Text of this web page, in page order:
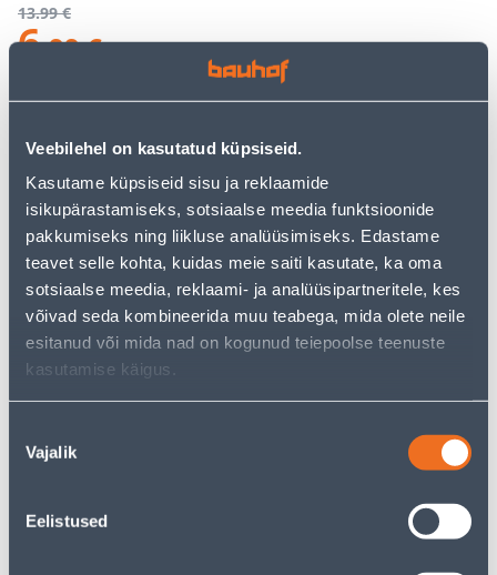
Veebilehel on kasutatud küpsiseid.
Kasutame küpsiseid sisu ja reklaamide
isikupärastamiseks, sotsiaalse meedia funktsioonide
pakkumiseks ning liikluse analüüsimiseks. Edastame
teavet selle kohta, kuidas meie saiti kasutate, ka oma
sotsiaalse meedia, reklaami- ja analüüsipartneritele, kes
võivad seda kombineerida muu teabega, mida olete neile
esitanud või mida nad on kogunud teiepoolse teenuste
kasutamise käigus.
valik
Vajalik
Eelistused
13.99 €
6.99 €
Посмотреть наличие
• Kergelt vürtsine maitseainesegu.
• 14-päevane tagastusõigus
Предполагаемая доставка 3,69 € от 2-5 tööpäeva